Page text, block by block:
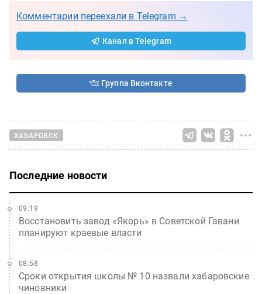
Комментарии переехали в Telegram →
Канал в Telegram
Группа Вконтакте
ХАБАРОВСК
Последние новости
Восстановить завод «Якорь» в Советской Гавани
планируют краевые власти
09:19
Сроки открытия школы № 10 назвали хабаровские
чиновники
08:58